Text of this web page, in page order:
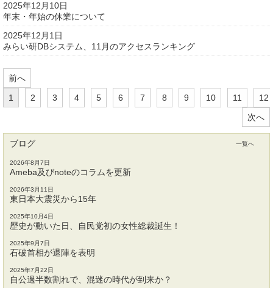
2025年12月10日
年末・年始の休業について
2025年12月1日
みらい研DBシステム、11月のアクセスランキング
前へ
1
2 3 4 5 6 7 8 9 10 11
12
次へ
ブログ 一覧へ
2026年8月7日
Ameba及びnoteのコラムを更新
2026年3月11日
東日本大震災から15年
2025年10月4日
歴史が動いた日、自民党初の女性総裁誕生！
2025年9月7日
石破首相が退陣を表明
2025年7月22日
自公過半数割れで、混迷の時代が到来か？